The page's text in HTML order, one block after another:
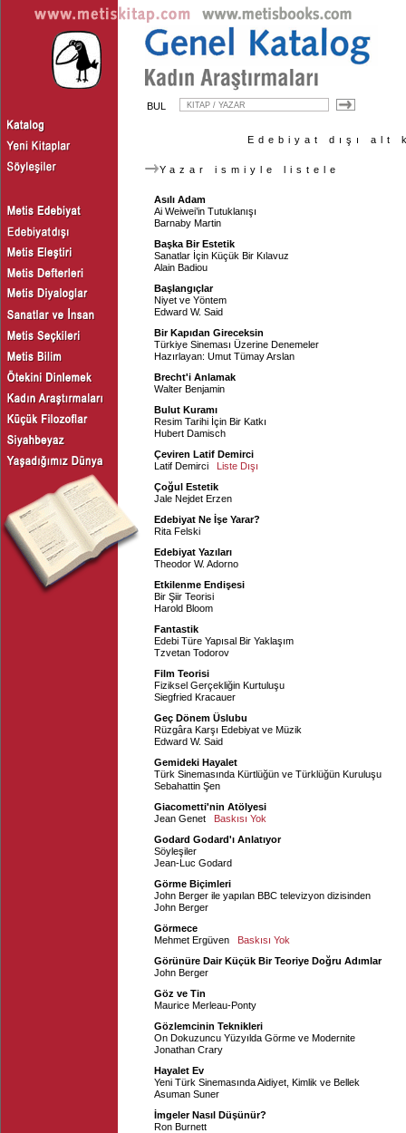
BUL
Edebiyat dışı
Yazar ismiyle listele
Asılı Adam
Ai Weiwei’in Tutuklanışı
Barnaby Martin
Başka Bir Estetik
Sanatlar İçin Küçük Bir Kılavuz
Alain Badiou
Başlangıçlar
Niyet ve Yöntem
Edward W. Said
Bir Kapıdan Gireceksin
Türkiye Sineması Üzerine Denemeler
Hazırlayan: Umut Tümay Arslan
Brecht'i Anlamak
Walter Benjamin
Bulut Kuramı
Resim Tarihi İçin Bir Katkı
Hubert Damisch
Çeviren Latif Demirci
Latif Demirci
Liste Dışı
Çoğul Estetik
Jale Nejdet Erzen
Edebiyat Ne İşe Yarar?
Rita Felski
Edebiyat Yazıları
Theodor W. Adorno
Etkilenme Endişesi
Bir Şiir Teorisi
Harold Bloom
Fantastik
Edebi Türe Yapısal Bir Yaklaşım
Tzvetan Todorov
Film Teorisi
Fiziksel Gerçekliğin Kurtuluşu
Siegfried Kracauer
Geç Dönem Üslubu
Rüzgâra Karşı Edebiyat ve Müzik
Edward W. Said
Gemideki Hayalet
Türk Sinemasında Kürtlüğün ve Türklüğün Kuruluşu
Sebahattin Şen
Giacometti'nin Atölyesi
Jean Genet
Baskısı Yok
Godard Godard'ı Anlatıyor
Söyleşiler
Jean-Luc Godard
Görme Biçimleri
John Berger ile yapılan BBC televizyon dizisinden
John Berger
Görmece
Mehmet Ergüven
Baskısı Yok
Görünüre Dair Küçük Bir Teoriye Doğru Adımlar
John Berger
Göz ve Tin
Maurice Merleau-Ponty
Gözlemcinin Teknikleri
On Dokuzuncu Yüzyılda Görme ve Modernite
Jonathan Crary
Hayalet Ev
Yeni Türk Sinemasında Aidiyet, Kimlik ve Bellek
Asuman Suner
İmgeler Nasıl Düşünür?
Ron Burnett